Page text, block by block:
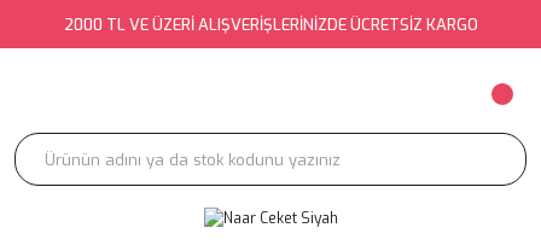
2000 TL VE ÜZERİ ALIŞVERİŞLERİNİZDE ÜCRETSİZ KARGO